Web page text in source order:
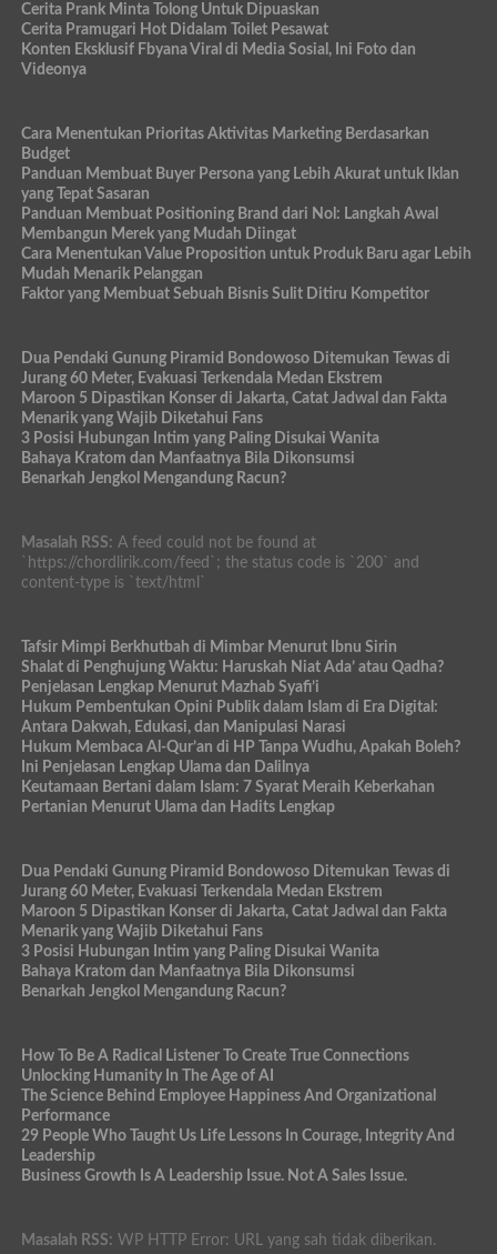
Cerita Prank Minta Tolong Untuk Dipuaskan
Cerita Pramugari Hot Didalam Toilet Pesawat
Konten Eksklusif Fbyana Viral di Media Sosial, Ini Foto dan
Videonya
Cara Menentukan Prioritas Aktivitas Marketing Berdasarkan
Budget
Panduan Membuat Buyer Persona yang Lebih Akurat untuk Iklan
yang Tepat Sasaran
Panduan Membuat Positioning Brand dari Nol: Langkah Awal
Membangun Merek yang Mudah Diingat
Cara Menentukan Value Proposition untuk Produk Baru agar Lebih
Mudah Menarik Pelanggan
Faktor yang Membuat Sebuah Bisnis Sulit Ditiru Kompetitor
Dua Pendaki Gunung Piramid Bondowoso Ditemukan Tewas di
Jurang 60 Meter, Evakuasi Terkendala Medan Ekstrem
Maroon 5 Dipastikan Konser di Jakarta, Catat Jadwal dan Fakta
Menarik yang Wajib Diketahui Fans
3 Posisi Hubungan Intim yang Paling Disukai Wanita
Bahaya Kratom dan Manfaatnya Bila Dikonsumsi
Benarkah Jengkol Mengandung Racun?
Masalah RSS: A feed could not be found at
`https://chordlirik.com/feed`; the status code is `200` and
content-type is `text/html`
Tafsir Mimpi Berkhutbah di Mimbar Menurut Ibnu Sirin
Shalat di Penghujung Waktu: Haruskah Niat Ada’ atau Qadha?
Penjelasan Lengkap Menurut Mazhab Syafi’i
Hukum Pembentukan Opini Publik dalam Islam di Era Digital:
Antara Dakwah, Edukasi, dan Manipulasi Narasi
Hukum Membaca Al-Qur’an di HP Tanpa Wudhu, Apakah Boleh?
Ini Penjelasan Lengkap Ulama dan Dalilnya
Keutamaan Bertani dalam Islam: 7 Syarat Meraih Keberkahan
Pertanian Menurut Ulama dan Hadits Lengkap
Dua Pendaki Gunung Piramid Bondowoso Ditemukan Tewas di
Jurang 60 Meter, Evakuasi Terkendala Medan Ekstrem
Maroon 5 Dipastikan Konser di Jakarta, Catat Jadwal dan Fakta
Menarik yang Wajib Diketahui Fans
3 Posisi Hubungan Intim yang Paling Disukai Wanita
Bahaya Kratom dan Manfaatnya Bila Dikonsumsi
Benarkah Jengkol Mengandung Racun?
How To Be A Radical Listener To Create True Connections
Unlocking Humanity In The Age of AI
The Science Behind Employee Happiness And Organizational
Performance
29 People Who Taught Us Life Lessons In Courage, Integrity And
Leadership
Business Growth Is A Leadership Issue. Not A Sales Issue.
Masalah RSS: WP HTTP Error: URL yang sah tidak diberikan.